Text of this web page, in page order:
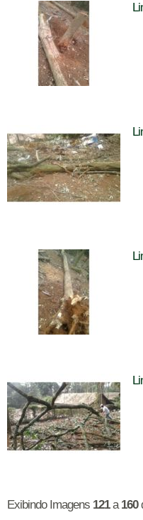
Exibindo Imagens 121a160